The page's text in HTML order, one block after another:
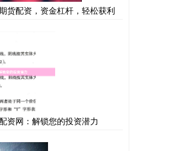
货配资，资金杠杆，轻松获利
资网：解锁您的投资潜力